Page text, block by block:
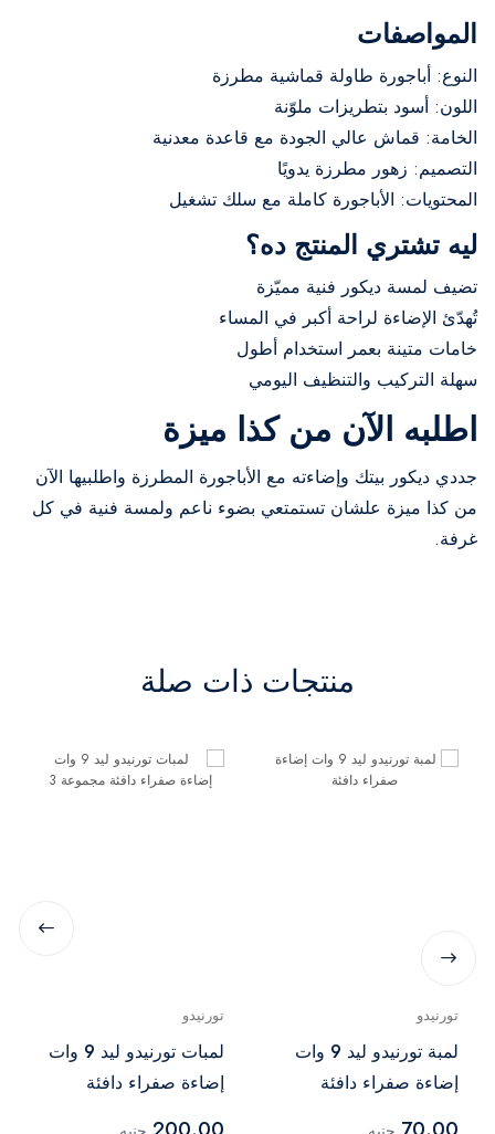
المواصفات
النوع: أباجورة طاولة قماشية مطرزة
اللون: أسود بتطريزات ملوّنة
الخامة: قماش عالي الجودة مع قاعدة معدنية
التصميم: زهور مطرزة يدويًا
المحتويات: الأباجورة كاملة مع سلك تشغيل
ليه تشتري المنتج ده؟
تضيف لمسة ديكور فنية مميّزة
تُهدّئ الإضاءة لراحة أكبر في المساء
خامات متينة بعمر استخدام أطول
سهلة التركيب والتنظيف اليومي
اطلبه الآن من كذا ميزة
جددي ديكور بيتك وإضاءته مع الأباجورة المطرزة واطلبيها الآن
من كذا ميزة علشان تستمتعي بضوء ناعم ولمسة فنية في كل
غرفة.
منتجات ذات صلة
تورنيدو
لمبة تورنيدو ليد 9 وات
إضاءة صفراء دافئة
تورنيدو
لمبات تورنيدو ليد 9 وات
إضاءة صفراء دافئة